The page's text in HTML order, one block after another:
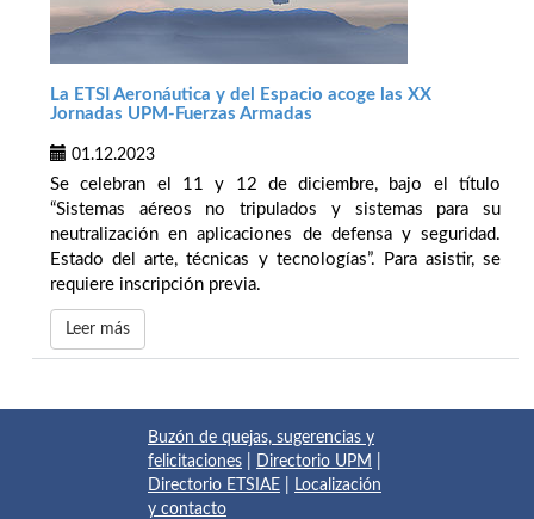
La ETSI Aeronáutica y del Espacio acoge las XX
Jornadas UPM-Fuerzas Armadas
01.12.2023
Se celebran el 11 y 12 de diciembre, bajo el título
“Sistemas aéreos no tripulados y sistemas para su
neutralización en aplicaciones de defensa y seguridad.
Estado del arte, técnicas y tecnologías”. Para asistir, se
requiere inscripción previa.
Leer más
Buzón de quejas, sugerencias y
felicitaciones
Directorio UPM
Directorio ETSIAE
Localización
y contacto